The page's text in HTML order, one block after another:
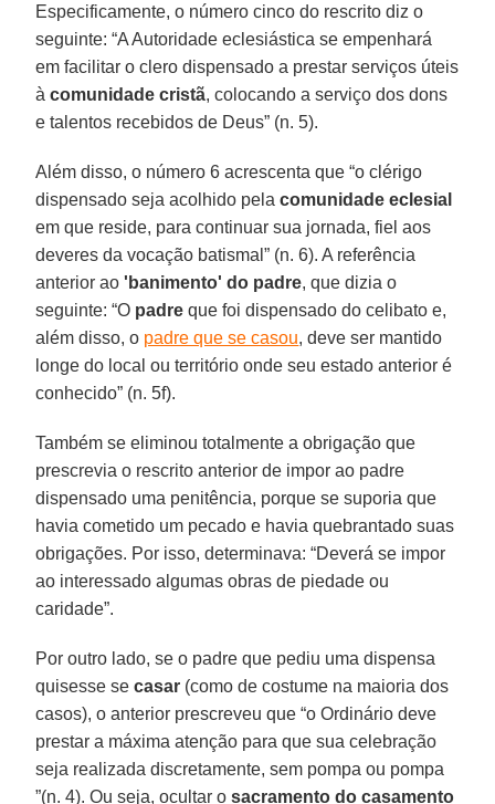
Especificamente, o número cinco do rescrito diz o
seguinte: “A Autoridade eclesiástica se empenhará
em facilitar o clero dispensado a prestar serviços úteis
àcomunidade cristã, colocando a serviço dos dons
e talentos recebidos de Deus” (n. 5).
Além disso, o número 6 acrescenta que “o clérigo
dispensado seja acolhido pelacomunidade eclesial
em que reside, para continuar sua jornada, fiel aos
deveres da vocação batismal” (n. 6). A referência
anterior ao'banimento' do padre, que dizia o
seguinte: “O padre que foi dispensado do celibato e,
além disso, o padre que se casou, deve ser mantido
longe do local ou território onde seu estado anterior é
conhecido” (n. 5f).
Também se eliminou totalmente a obrigação que
prescrevia o rescrito anterior de impor ao padre
dispensado uma penitência, porque se suporia que
havia cometido um pecado e havia quebrantado suas
obrigações. Por isso, determinava: “Deverá se impor
ao interessado algumas obras de piedade ou
caridade”.
Por outro lado, se o padre que pediu uma dispensa
quisesse secasar (como de costume na maioria dos
casos), o anterior prescreveu que “o Ordinário deve
prestar a máxima atenção para que sua celebração
seja realizada discretamente, sem pompa ou pompa
”(n. 4). Ou seja, ocultar osacramento do casamento